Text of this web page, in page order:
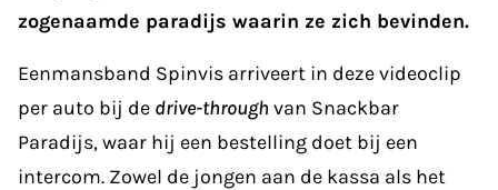
zogenaamde paradijs waarin ze zich bevinden.
Eenmansband Spinvis arriveert in deze videoclip
per auto bij de drive-through van Snackbar
Paradijs, waar hij een bestelling doet bij een
intercom. Zowel de jongen aan de kassa als het